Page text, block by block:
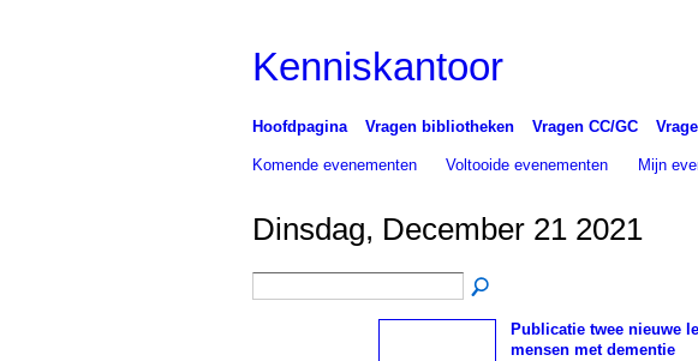
Kenniskantoor
Hoofdpagina Vragen bibliotheken Vragen CC/GC
Komende evenementen Voltooide evenementen Mijn
Dinsdag, December 21 2021
Publicatie twee nieuwe
mensen met dementie